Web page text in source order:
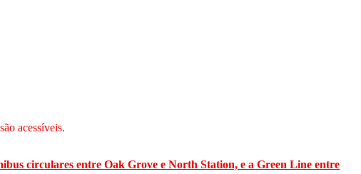
acessíveis.
circulares entre Oak Grove e North Station, e a Green Line entre